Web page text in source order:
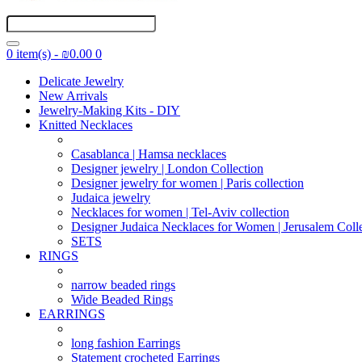
0 item(s) - ₪0.00 0
Delicate Jewelry
New Arrivals
Jewelry-Making Kits - DIY
Knitted Necklaces
Casablanca | Hamsa necklaces
Designer jewelry | London Collection
Designer jewelry for women | Paris collection
Judaica jewelry
Necklaces for women | Tel-Aviv collection
Designer Judaica Necklaces for Women | Jerusalem
SETS
RINGS
narrow beaded rings
Wide Beaded Rings
EARRINGS
long fashion Earrings
Statement crocheted Earrings